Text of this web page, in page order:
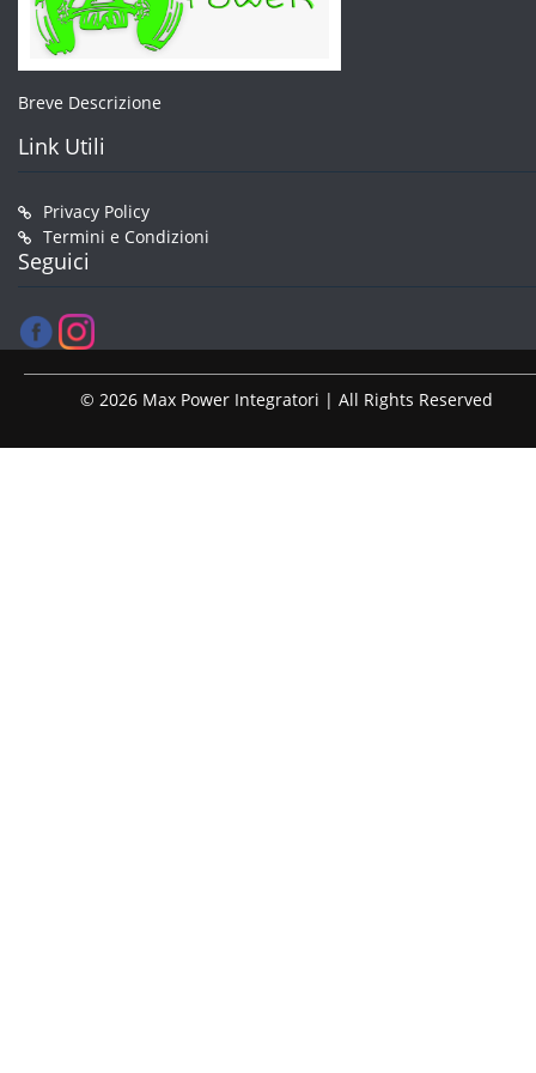
Breve Descrizione
Link Utili
Privacy Policy
Termini e Condizioni
Seguici
© 2026 Max Power Integratori | All Rights Reserved